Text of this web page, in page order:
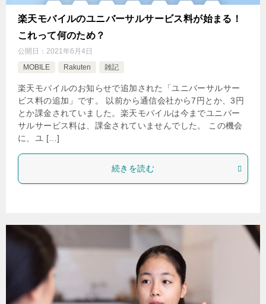
楽天モバイルのユニバーサルサービス料が始まる！
これって何のため？
公開日： 2021年6月4日
MOBILE
Rakuten 雑記
楽天モバイルのお知らせで追加された「ユニバーサルサー
ビス料の追加」です。 以前から通信会社から7円とか、3円
とか課金されていました。楽天モバイルは今までユニバー
サルサービス料は、課金されていませんでした。 この機会
に、ユ […]
続きを読む